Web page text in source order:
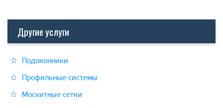
Другие услуги
Подоконники
Профильные системы
Москитные сетки